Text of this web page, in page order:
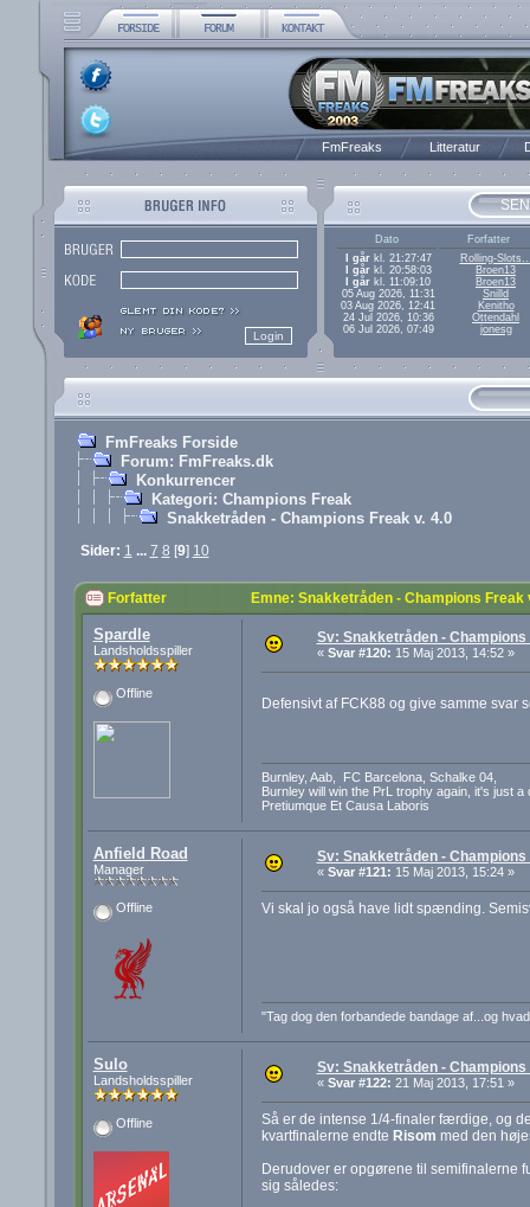
FmFreaks Litteratur
Dato
Forfatter
I gårkl. 21:27:47
Rolling-
I gårkl. 20:58:03
Broen13
I går kl. 11:09:10
Broen13
05 Aug 2026, 11:31
Snilld
03 Aug 2026, 12:41
Kenitho
24 Jul 2026, 10:36
Ottendahl
06 Jul 2026, 07:49
jonesg
FmFreaks Forside
Forum: FmFreaks.dk
Konkurrencer
Kategori: Champions Freak
Snakketråden - Champions Freak v. 4.0
Sider: 1 ... 7 8 [9] 10
Forfatter Emne: Snakketråden - Champions
Spardle
Landsholdsspiller
Offline
Sv: Snakketråden - Champions
« Svar #120: 15 Maj 2013, 14:52 »
Defensivt af FCK88 og give samme svar
Burnley, Aab, FC Barcelona, Schalke 04,
Burnley will win the PrL trophy again, it's just a
Pretiumque Et Causa Laboris
Anfield Road
Manager
Offline
Sv: Snakketråden - Champions
« Svar #121: 15 Maj 2013, 15:24 »
Vi skal jo også have lidt spænding.
"Tag dog den forbandede bandage af...og
Sulo
Landsholdsspiller
Offline
Sv: Snakketråden - Champions
« Svar #122: 21 Maj 2013, 17:51 »
Så er de intense 1/4-finaler færdige, og
kvartfinalerne endte Risom med den
Derudover er opgørene til semifinalerne
sig således: